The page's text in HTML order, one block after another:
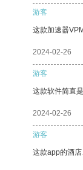
游客
这款加速器
2024-02-26
游客
这款软件简直
2024-02-26
游客
这款app的酒店